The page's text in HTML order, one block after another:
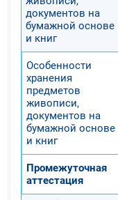
документов на
бумажной основе
и книг
Особенности
хранения
предметов
живописи,
документов на
бумажной основе
и книг
Промежуточная
аттестация